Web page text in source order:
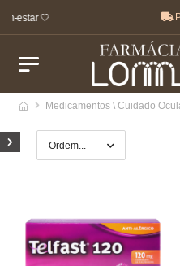
estar 🤍
Medicamentos \ Cuidado